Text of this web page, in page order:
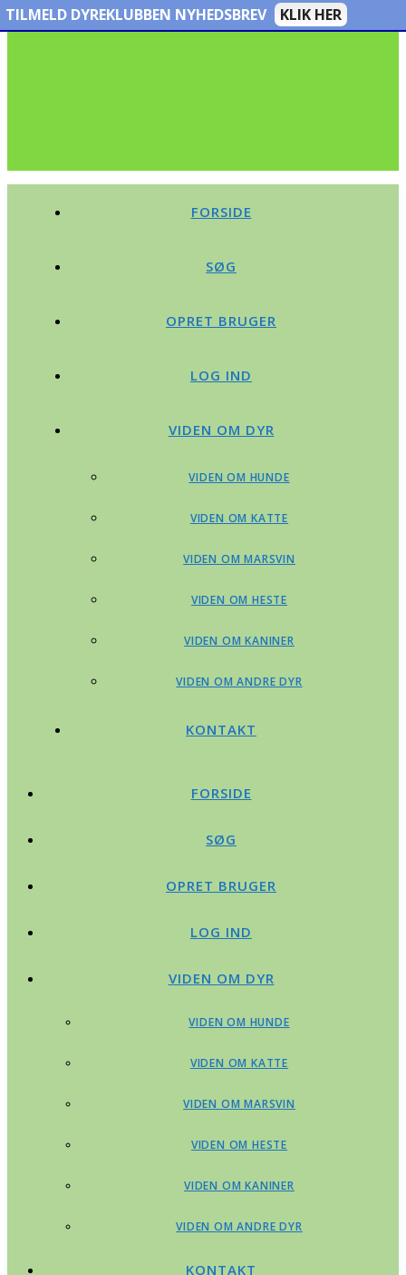
FORSIDE
SØG
OPRET BRUGER
LOG IND
VIDEN OM DYR
VIDEN OM HUNDE
VIDEN OM KATTE
VIDEN OM MARSVIN
VIDEN OM HESTE
VIDEN OM KANINER
VIDEN OM ANDRE DYR
KONTAKT
FORSIDE
SØG
OPRET BRUGER
LOG IND
VIDEN OM DYR
VIDEN OM HUNDE
VIDEN OM KATTE
VIDEN OM MARSVIN
VIDEN OM HESTE
VIDEN OM KANINER
VIDEN OM ANDRE DYR
KONTAKT
TILMELD DYREKLUBBEN NYHEDSBREV KLIK HER